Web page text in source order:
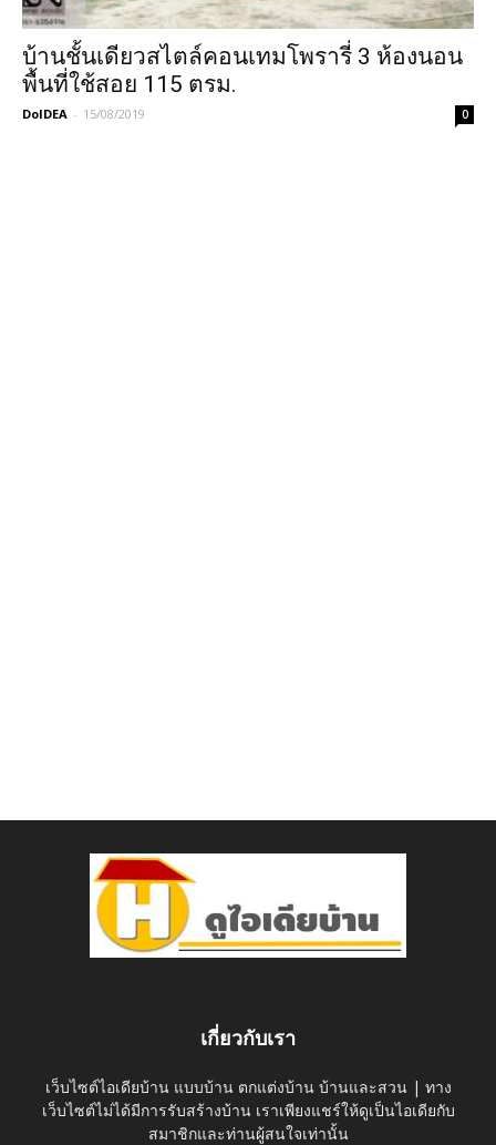
บ้านชั้นเดียวสไตล์คอนเทมโพรารี่ 3 ห้องนอน
พื้นที่ใช้สอย 115 ตรม.
DoIDEA - 15/08/2019 0
เกี่ยวกับเรา
เว็บไซต์ไอเดียบ้าน แบบบ้าน ตกแต่งบ้าน บ้านและสวน | ทาง
เว็บไซต์ไม่ได้มีการรับสร้างบ้าน เราเพียงแชร์ให้ดูเป็นไอเดียกับ
สมาชิกและท่านผู้สนใจเท่านั้น